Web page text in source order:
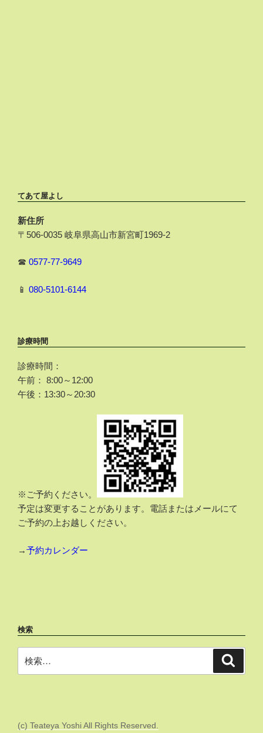
てあて屋よし
新住所
〒506-0035 岐阜県高山市新宮町1969-2
☎ 0577-77-9649
📱 080-5101-6144
診療時間
診療時間：
午前： 8:00～12:00
午後：13:30～20:30
※ご予約ください。
予定は変更することがあります。電話またはメールにて
ご予約の上お越しください。
→予約カレンダー
検索
索:
(c) Teateya Yoshi All Rights Reserved.